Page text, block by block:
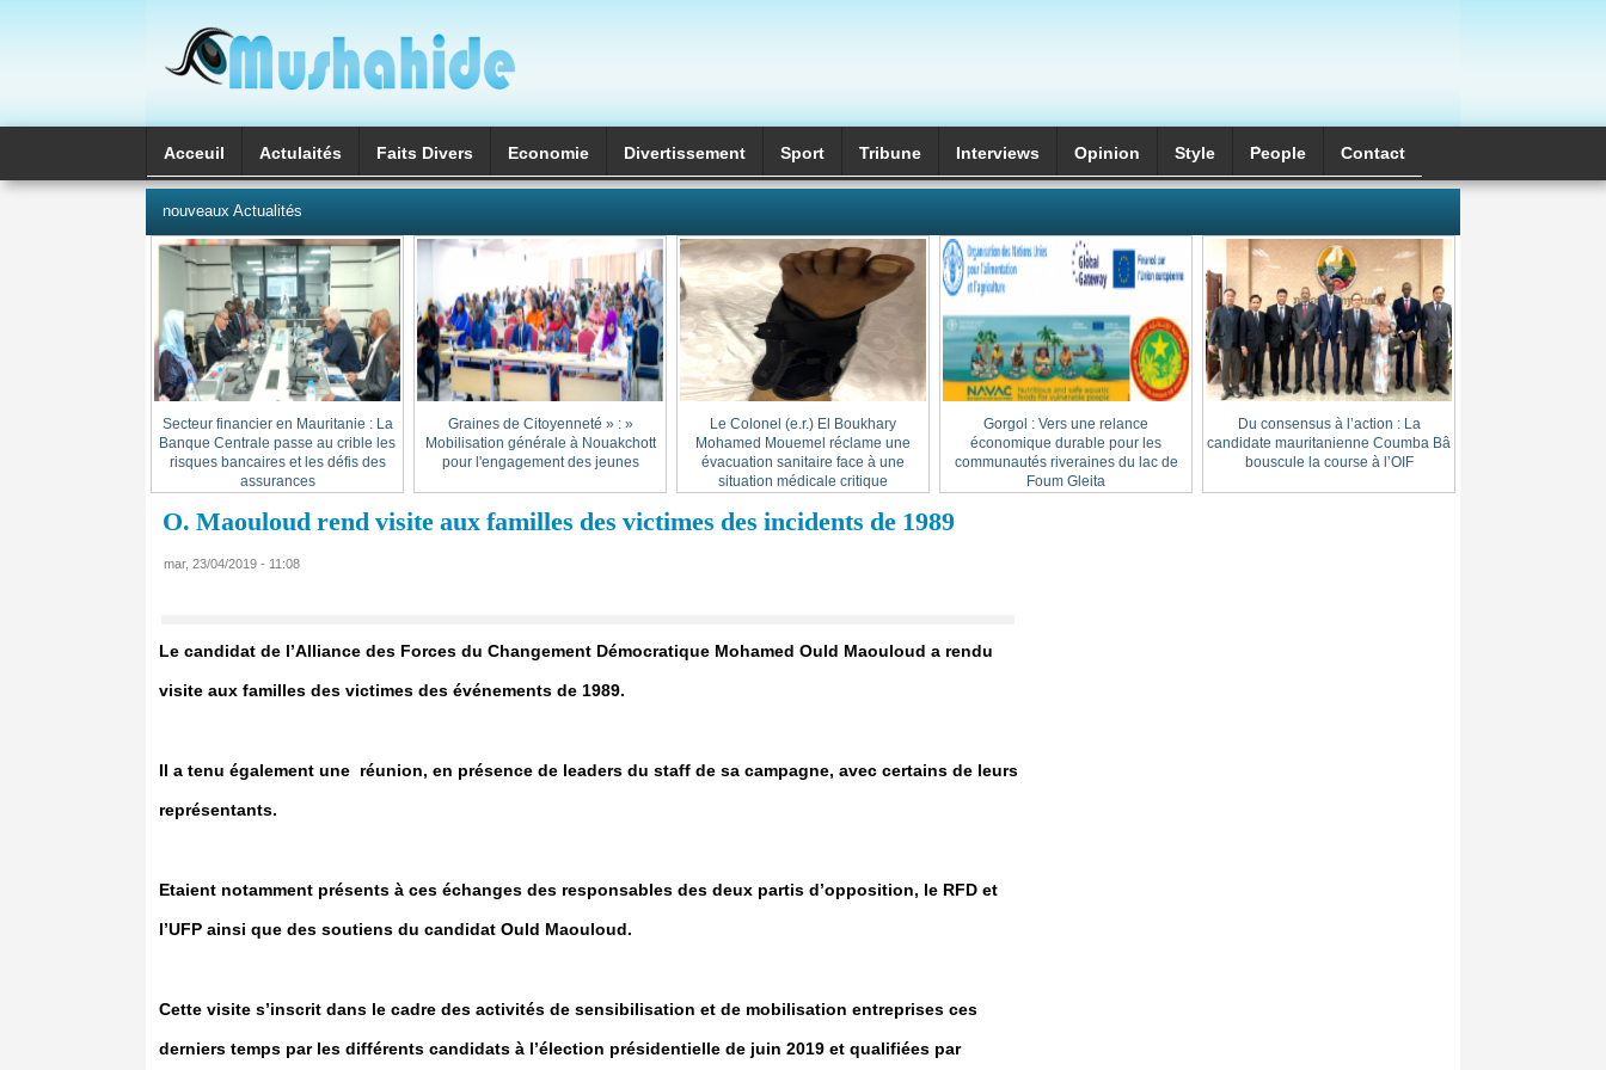
Acceuil Actulaités Faits Divers Economie Divertissement Sport Tribune Interviews Opinion Style َPeople Contact
nouveaux Actualités
Du consensus à l’action : La
candidate mauritanienne Coumba Bâ
bouscule la course à l’OIF
Gorgol : Vers une relance
économique durable pour les
communautés riveraines du lac de
Foum Gleita
Le Colonel (e.r.) El Boukhary
Mohamed Mouemel réclame une
évacuation sanitaire face à une
situation médicale critique
« Graines de Citoyenneté » :
Mobilisation générale à Nouakchott
pour l'engagement des jeunes
Secteur financier en Mauritanie : La
Banque Centrale passe au crible les
risques bancaires et les défis des
assurances
O. Maouloud rend visite aux familles des victimes des incidents de 1989
mar, 23/04/2019 - 11:08
Le candidat de l’Alliance des Forces du Changement Démocratique Mohamed Ould Maouloud a rendu
visite aux familles des victimes des événements de 1989.
Il a tenu également une réunion, en présence de leaders du staff de sa campagne, avec certains de leurs
représentants.
Etaient notamment présents à ces échanges des responsables des deux partis d’opposition, le RFD et
l’UFP ainsi que des soutiens du candidat Ould Maouloud.
Cette visite s’inscrit dans le cadre des activités de sensibilisation et de mobilisation entreprises ces
derniers temps par les différents candidats à l’élection présidentielle de juin 2019 et qualifiées par